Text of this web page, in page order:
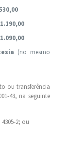
(no mesmo
ou transferência
48, na seguinte
2; ou